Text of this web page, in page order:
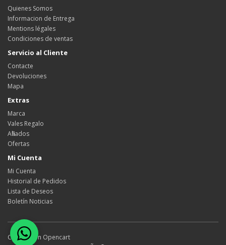
Quienes Somos
Informacion de Entrega
Mentions légales
Condiciones de ventas
Servicio al Cliente
Contacte
Devoluciones
Mapa
Extras
Marca
Vales Regalo
Afiliados
Ofertas
Mi Cuenta
Mi Cuenta
Historial de Pedidos
Lista de Deseos
Boletín Noticias
Creado con Opencart